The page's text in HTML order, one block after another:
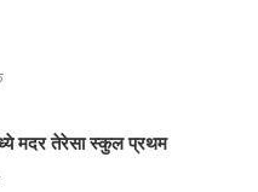
मदर तेरेसा स्कुल प्रथम